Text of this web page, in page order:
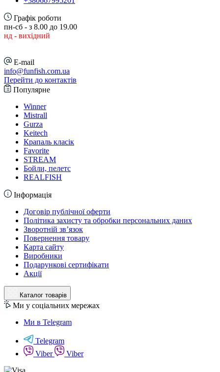
Графік роботи
пн-сб - з 8.00 до 19.00
нд - вихідний
E-mail
info@funfish.com.ua
Перейти до контактів
Популярне
Winner
Mistrall
Gurza
Keitech
Крапаль класік
Favorite
STREAM
Бойли, пелетс
REALFISH
Інформація
Договір публічної оферти
Політика захисту та обробки персональних даних
Зворотній зв’язок
Повернення товару
Карта сайту
Виробники
Подарункові сертифікати
Акції
Каталог товарів
Ми у соціальних мережах
Ми в Telegram
Telegram
Viber
Viber